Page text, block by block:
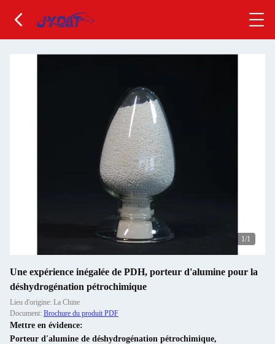
1/1
Une expérience inégalée de PDH, porteur d'alumine pour la
déshydrogénation pétrochimique
Lieu d'origine: La Chine
Document: Brochure du produit PDF
Mettre en évidence:
Porteur d'alumine de déshydrogénation pétrochimique,